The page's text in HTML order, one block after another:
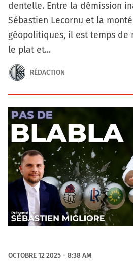
dentelle. Entre la démission
Sébastien Lecornu et la
géopolitiques, il est temps de
le plat et...
RÉDACTION
OCTOBRE 12 2025
8:38 AM